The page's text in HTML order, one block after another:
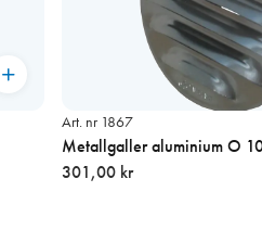
Art. nr 1867
Metallgaller aluminium O
301,00 kr